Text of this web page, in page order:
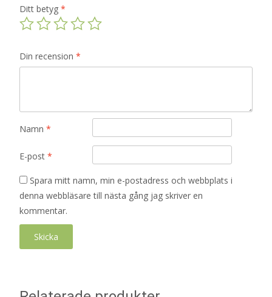
Ditt betyg *
Din recension *
Namn *
E-post *
Spara mitt namn, min e-postadress och webbplats i
denna webbläsare till nästa gång jag skriver en
kommentar.